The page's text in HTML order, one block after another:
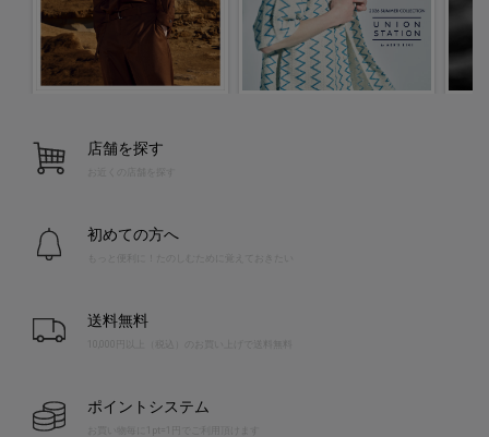
店舗を探す
お近くの店舗を探す
初めての方へ
送料無料
10,000円以上（税込）のお買い上げで送料無料
ポイントシステム
お買い物毎に1pt=1円でご利用頂けます